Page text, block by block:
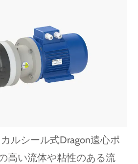
ルシール式Dragon遠心ポ
高い流体や粘性のある流